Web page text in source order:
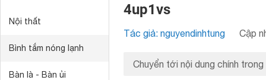
Nội thất
Bình tắm nóng lạnh
Bàn là - Bàn ủi
4up1vs
Tác giả: nguyendinhtung Cập
Chuyển tới nội dung chính trong